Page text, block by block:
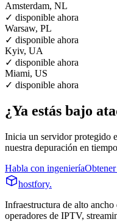
Amsterdam, NL
✓ disponible ahora
Warsaw, PL
✓ disponible ahora
Kyiv, UA
✓ disponible ahora
Miami, US
✓ disponible ahora
¿Ya estás bajo
Inicia un servidor protegido
nuestra depuración en
Habla con ingeniería
hostfory.
Infraestructura de alto ancho
operadores de IPTV,